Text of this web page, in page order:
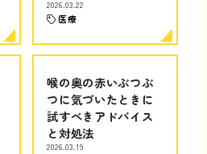
2026.03.22
医療
喉の奥の赤いぶつぶ
つに気づいたときに
試すべきアドバイス
と対処法
2026.03.19